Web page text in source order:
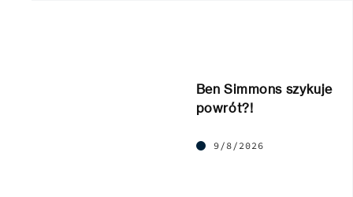
Ben Simmons szykuje
powrót?!
9/8/2026